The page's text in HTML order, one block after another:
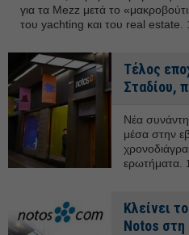
για τα Mezz μετά το
του yachting και του real estate.
Τέλος
Σταδίου,
Νέα
μέσα στην
ερωτήματα.
Κλείνει
Notos στη